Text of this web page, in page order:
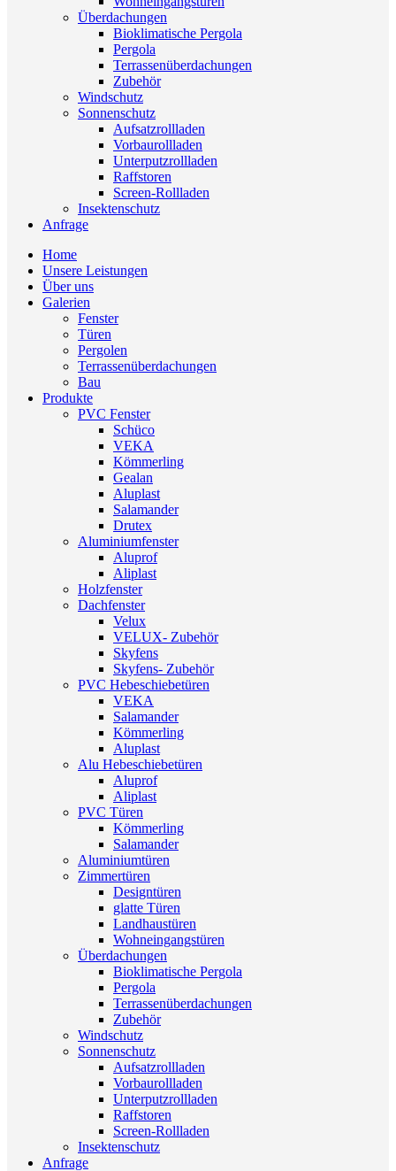
Überdachungen
Bioklimatische Pergola
Pergola
Terrassenüberdachungen
Zubehör
Windschutz
Sonnenschutz
Aufsatzrollladen
Vorbaurollladen
Unterputzrollladen
Raffstoren
Screen-Rollladen
Insektenschutz
Anfrage
Home
Unsere Leistungen
Über uns
Galerien
Fenster
Türen
Pergolen
Terrassenüberdachungen
Bau
Produkte
PVC Fenster
Schüco
VEKA
Kömmerling
Gealan
Aluplast
Salamander
Drutex
Aluminiumfenster
Aluprof
Aliplast
Holzfenster
Dachfenster
Velux
VELUX- Zubehör
Skyfens
Skyfens- Zubehör
PVC Hebeschiebetüren
VEKA
Salamander
Kömmerling
Aluplast
Alu Hebeschiebetüren
Aluprof
Aliplast
PVC Türen
Kömmerling
Salamander
Aluminiumtüren
Zimmertüren
Designtüren
glatte Türen
Landhaustüren
Wohneingangstüren
Überdachungen
Bioklimatische Pergola
Pergola
Terrassenüberdachungen
Zubehör
Windschutz
Sonnenschutz
Aufsatzrollladen
Vorbaurollladen
Unterputzrollladen
Raffstoren
Screen-Rollladen
Insektenschutz
Anfrage